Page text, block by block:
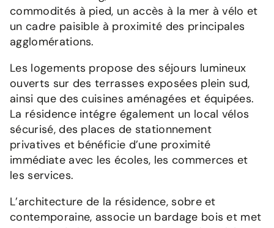
commodités à pied, un accès à la mer à vélo et
un cadre paisible à proximité des principales
agglomérations.
Les logements propose des séjours lumineux
ouverts sur des terrasses exposées plein sud,
ainsi que des cuisines aménagées et équipées.
La résidence intégre également un local vélos
sécurisé, des places de stationnement
privatives et bénéficie d’une proximité
immédiate avec les écoles, les commerces et
les services.
L’architecture de la résidence, sobre et
contemporaine, associe un bardage bois et met